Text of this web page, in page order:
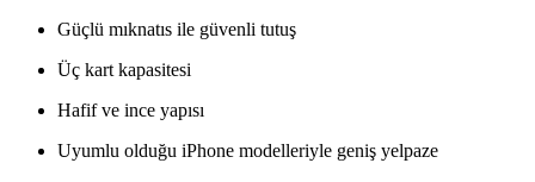
Güçlü mıknatıs ile güvenli tutuş
Üç kart kapasitesi
Hafif ve ince yapısı
Uyumlu olduğu iPhone modelleriyle geniş yelpaze